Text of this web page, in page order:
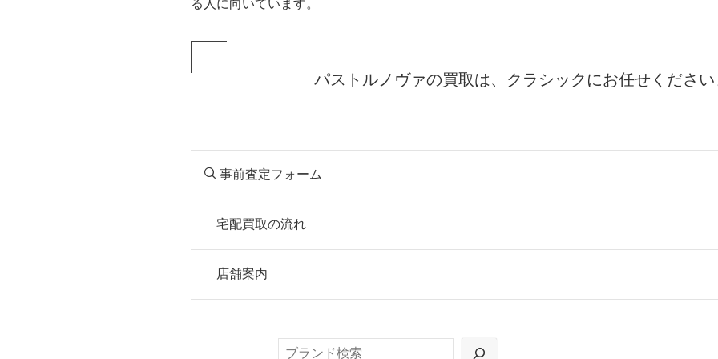
る人に向いています。
パストルノヴァの買取は、クラシックにお任せくださ
事前査定フォーム
宅配買取の流れ
お申込み
または梱包材不要の「集荷申込」からお選びいただけます。
店舗案内